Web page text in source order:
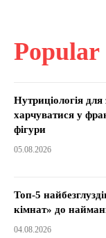
Popular
Нутриціологія
харчуватися у
фігури
05.08.2026
Топ-5
кімнат» до
04.08.2026